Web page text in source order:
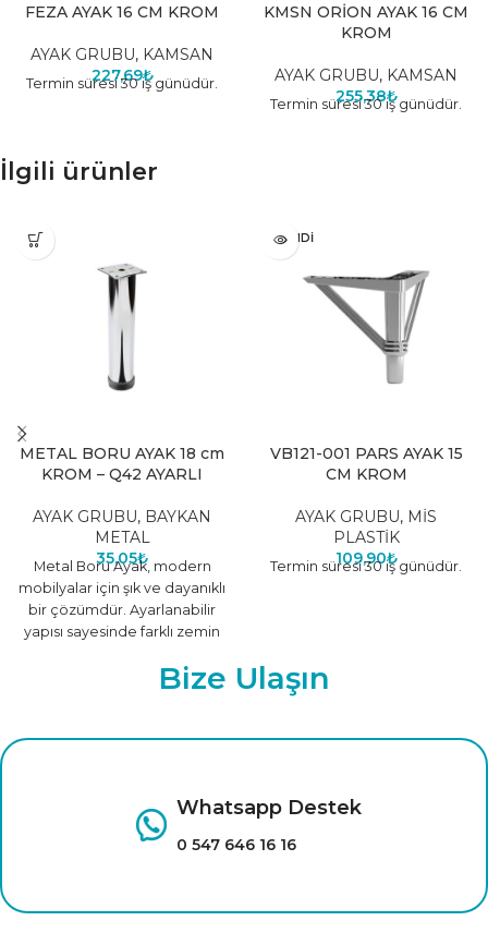
FEZA AYAK 16 CM KROM
AYAK GRUBU, KAMSAN
227,69₺
Termin süresi 30 iş günüdür.
KMSN ORİON AYAK 16 CM
KROM
AYAK GRUBU, KAMSAN
255,38₺
Termin süresi 30 iş günüdür.
İlgili ürünler
METAL BORU AYAK 18 cm
KROM – Q42 AYARLI
AYAK GRUBU, BAYKAN
METAL
35,05₺
Metal Boru Ayak, modern
mobilyalar için şık ve dayanıklı
bir çözümdür. Ayarlanabilir
yapısı sayesinde farklı zemin
mobilyaların
TÜKENDI
VB121-001 PARS AYAK 15
CM KROM
AYAK GRUBU, MİS
PLASTİK
109,90₺
Termin süresi 30 iş günüdür.
Bize Ulaşın
Whatsapp Destek
0 547 646 16 16